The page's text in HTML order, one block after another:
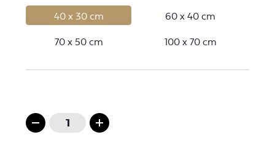
40 x 30 cm
60 x 40 cm
70 x 50 cm
100 x 70 cm